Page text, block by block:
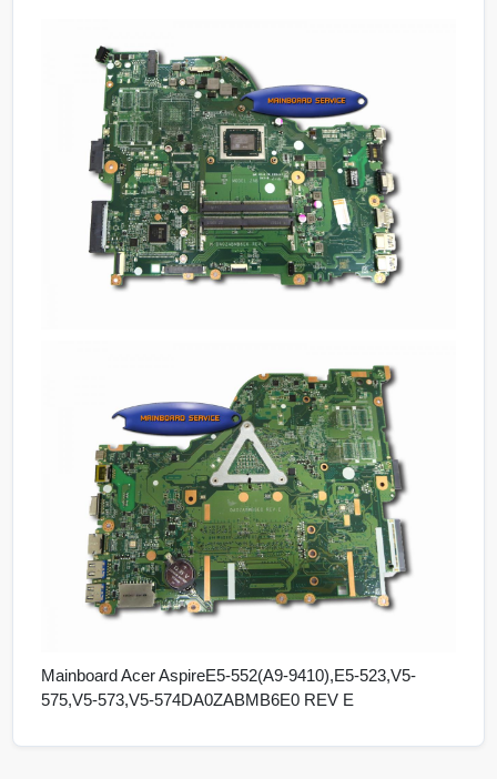
Mainboard Acer AspireE5-552(A9-9410),E5-523,V5-
575,V5-573,V5-574DA0ZABMB6E0 REV E